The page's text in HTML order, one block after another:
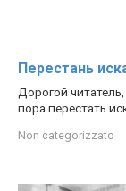
Перестань
Дорогой
пора перестать
Non categorizzato